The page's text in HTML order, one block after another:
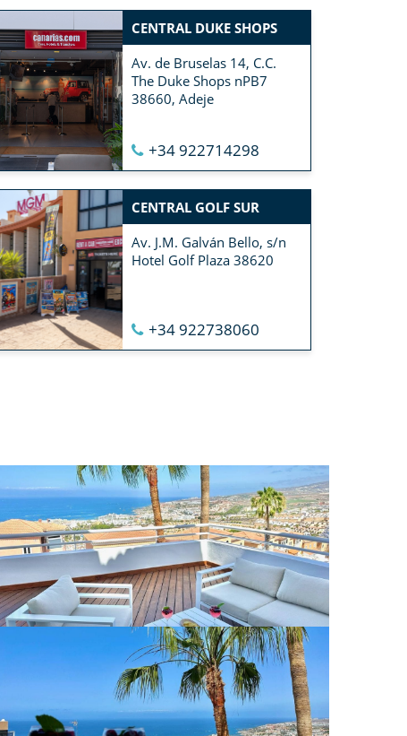
CENTRAL DUKE SHOPS
Av. de Bruselas 14, C.C.
The Duke Shops nPB7
38660, Adeje
+34 922714298
CENTRAL GOLF SUR
Av. J.M. Galván Bello, s/n
Hotel Golf Plaza 38620
+34 922738060